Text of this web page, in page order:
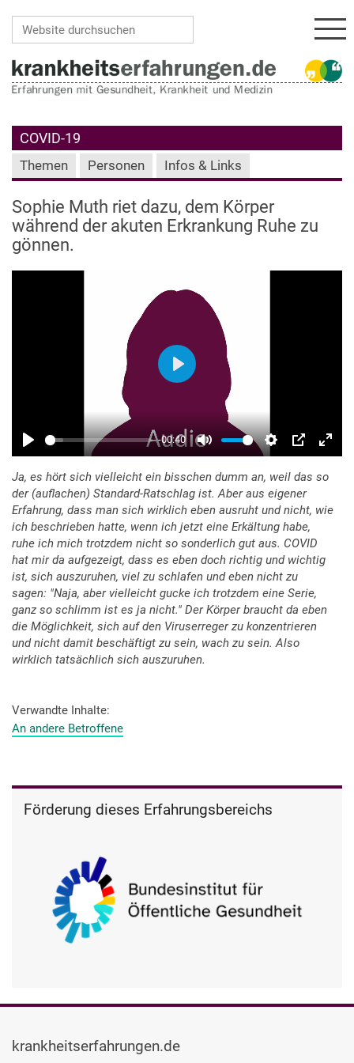
COVID-19
Themen Personen Infos & Links
Sophie Muth riet dazu, dem Körper
während der akuten Erkrankung Ruhe zu
gönnen.
Ja, es hört sich vielleicht ein bisschen dumm an, weil das so
der (auflachen) Standard-Ratschlag ist. Aber aus eigener
Erfahrung, dass man sich wirklich eben ausruht und nicht, wie
ich beschrieben hatte, wenn ich jetzt eine Erkältung habe,
ruhe ich mich trotzdem nicht so sonderlich gut aus. COVID
hat mir da aufgezeigt, dass es eben doch richtig und wichtig
ist, sich auszuruhen, viel zu schlafen und eben nicht zu
sagen: "Naja, aber vielleicht gucke ich trotzdem eine Serie,
ganz so schlimm ist es ja nicht." Der Körper braucht da eben
die Möglichkeit, sich auf den Viruserreger zu konzentrieren
und nicht damit beschäftigt zu sein, wach zu sein. Also
wirklich tatsächlich sich auszuruhen.
Verwandte Inhalte
An andere Betroffene
Förderung dieses Erfahrungsbereichs
krankheitserfahrungen.de